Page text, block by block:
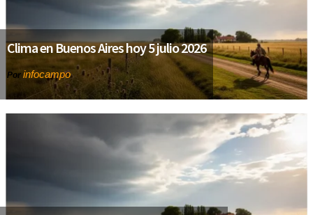
Clima en Buenos Aires hoy 5 julio 2026
Por infocampo